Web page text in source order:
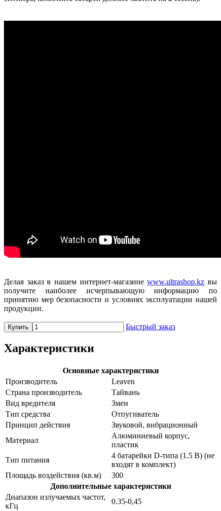
Делая заказ в нашем интернет-магазинеwww.ultrashop.kz вы
получите наиболее исчерпывающую информацию по
принятию мер безопасности и условиях эксплуатации нашей
продукции.
Купить Быстрый заказ
Характеристики
Основные характеристики
Производитель
Leaven
Страна производитель
Тайвань
Вид вредителя
Змеи
Тип средства
Отпугиватель
Принцип действия
Звуковой, вибрационный
Материал
Алюминиевый корпус,
пластик
Тип питания
4 батарейки D-типа (1.5 В) (не
входят в комплект)
Площадь воздействия (кв.м)
300
Дополнительные характеристики
Диапазон излучаемых частот,
кГц
0.35-0,45